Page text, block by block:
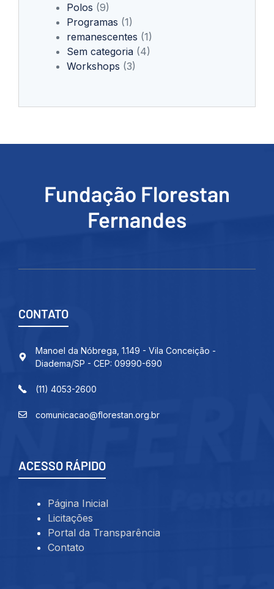
Polos (9)
Programas (1)
remanescentes (1)
Sem categoria (4)
Workshops (3)
Fundação Florestan
Fernandes
CONTATO
Manoel da Nóbrega, 1.149 - Vila Conceição -
Diadema/SP - CEP: 09990-690
(11) 4053-2600
comunicacao@florestan.org.br
ACESSO RÁPIDO
Página Inicial
Licitações
Portal da Transparência
Contato